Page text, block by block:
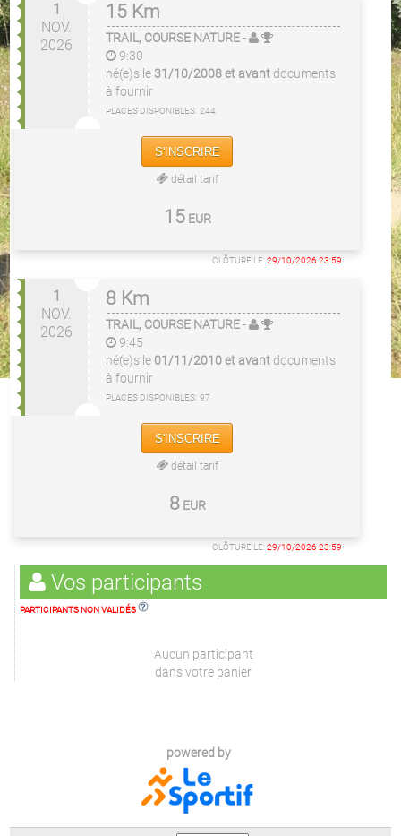
1
NOV.
2026
15 Km
TRAIL, COURSE NATURE-
9:30
né(e)s le 31/10/2008 et avant documents
à fournir
PLACES DISPONIBLES: 244
S'INSCRIRE
détail tarif
15 EUR
CLÔTURE LE:29/10/2026 23:59
1
NOV.
2026
8 Km
TRAIL, COURSE NATURE-
9:45
né(e)s le 01/11/2010 et avant documents
à fournir
PLACES DISPONIBLES: 97
S'INSCRIRE
détail tarif
8 EUR
CLÔTURE LE:29/10/2026 23:59
Vos participants
PARTICIPANTS NON VALIDÉS
Aucun participant
dans votre panier
powered by